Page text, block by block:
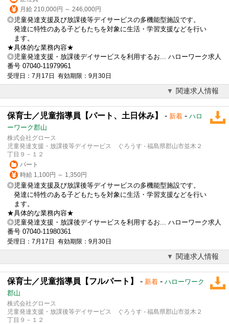
月給 210,000円 ～ 246,000円
◎児童発達支援及び放課後等デイサービスの多機能型施設です。
発達に特性のある子どもたちを対象に生活・学習支援などを行い
ます。
★具体的な業務内容★
◎児童発達支援・ 放課後デイサービス を利用するお... ハローワーク求人
番号 07040-11979961
受理日：7月17日 有効期限：9月30日
関連求人情報
保育士／児童指導員【パート、土日休み】 - 新着 - ハロ
ーワーク郡山
株式会社グロース
児童発達支援・放課後等デイサービス ぐろうす - 福島県郡山市並木２
丁目９－１２
パート
時給 1,100円 ～ 1,350円
◎児童発達支援及び放課後等デイサービスの多機能型施設です。
発達に特性のある子どもたちを対象に生活・学習支援などを行い
ます。
★具体的な業務内容★
◎児童発達支援・ 放課後デイサービス を利用するお... ハローワーク求人
番号 07040-11980361
受理日：7月17日 有効期限：9月30日
関連求人情報
保育士／児童指導員【フルパート】 - 新着 - ハローワーク
郡山
株式会社グロース
児童発達支援・放課後等デイサービス ぐろうす - 福島県郡山市並木２
丁目９－１２